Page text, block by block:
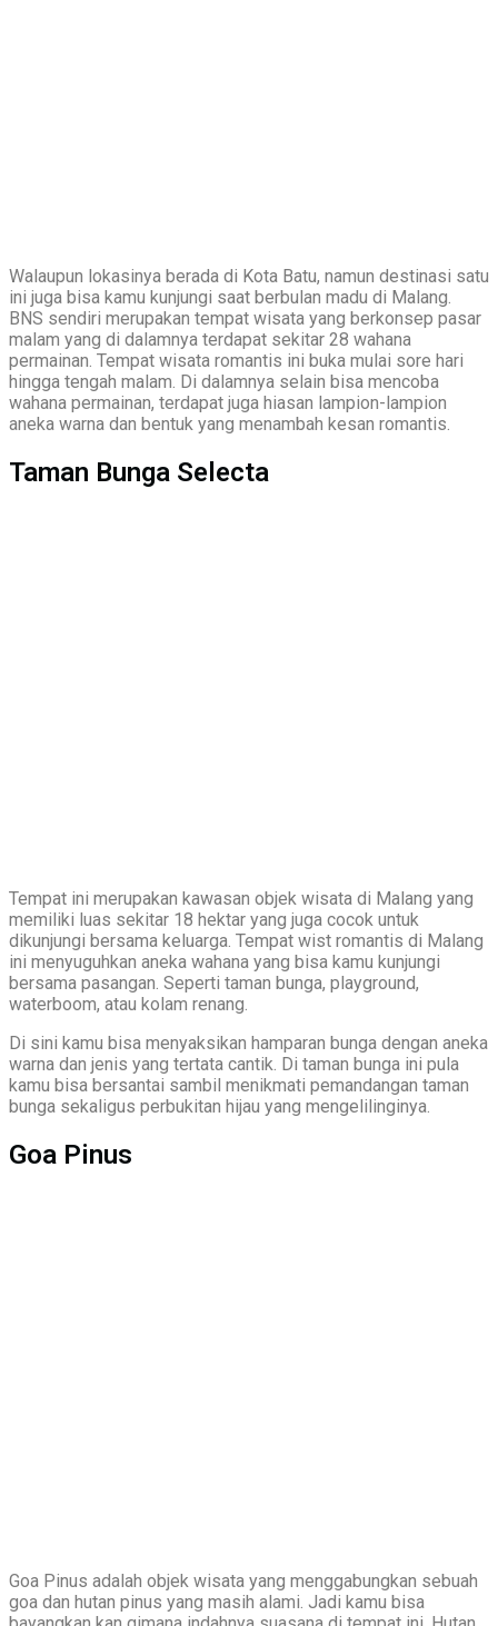
Walaupun lokasinya berada di Kota Batu, namun destinasi satu
ini juga bisa kamu kunjungi saat berbulan madu di Malang.
BNS sendiri merupakan tempat wisata yang berkonsep pasar
malam yang di dalamnya terdapat sekitar 28 wahana
permainan. Tempat wisata romantis ini buka mulai sore hari
hingga tengah malam. Di dalamnya selain bisa mencoba
wahana permainan, terdapat juga hiasan lampion-lampion
aneka warna dan bentuk yang menambah kesan romantis.
Taman Bunga Selecta
Tempat ini merupakan kawasan objek wisata di Malang yang
memiliki luas sekitar 18 hektar yang juga cocok untuk
dikunjungi bersama keluarga. Tempat wist romantis di Malang
ini menyuguhkan aneka wahana yang bisa kamu kunjungi
bersama pasangan. Seperti taman bunga, playground,
waterboom, atau kolam renang.
Di sini kamu bisa menyaksikan hamparan bunga dengan aneka
warna dan jenis yang tertata cantik. Di taman bunga ini pula
kamu bisa bersantai sambil menikmati pemandangan taman
bunga sekaligus perbukitan hijau yang mengelilinginya.
Goa Pinus
Goa Pinus adalah objek wisata yang menggabungkan sebuah
goa dan hutan pinus yang masih alami. Jadi kamu bisa